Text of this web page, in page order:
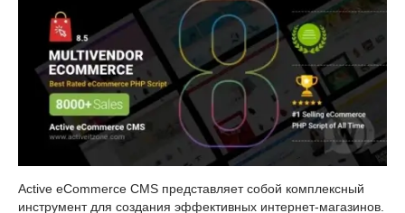
Active eCommerce CMS представляет собой комплексный
инструмент для создания эффективных интернет-магазинов.